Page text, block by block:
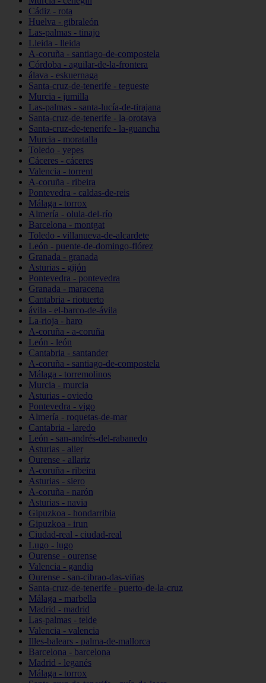
Cádiz - rota
Huelva - gibraleón
Las-palmas - tinajo
Lleida - lleida
A-coruña - santiago-de-compostela
Córdoba - aguilar-de-la-frontera
álava - eskuernaga
Santa-cruz-de-tenerife - tegueste
Murcia - jumilla
Las-palmas - santa-lucía-de-tirajana
Santa-cruz-de-tenerife - la-orotava
Santa-cruz-de-tenerife - la-guancha
Murcia - moratalla
Toledo - yepes
Cáceres - cáceres
Valencia - torrent
A-coruña - ribeira
Pontevedra - caldas-de-reis
Málaga - torrox
Almería - olula-del-río
Barcelona - montgat
Toledo - villanueva-de-alcardete
León - puente-de-domingo-flórez
Granada - granada
Asturias - gijón
Pontevedra - pontevedra
Granada - maracena
Cantabria - riotuerto
ávila - el-barco-de-ávila
La-rioja - haro
A-coruña - a-coruña
León - león
Cantabria - santander
A-coruña - santiago-de-compostela
Málaga - torremolinos
Murcia - murcia
Asturias - oviedo
Pontevedra - vigo
Almería - roquetas-de-mar
Cantabria - laredo
León - san-andrés-del-rabanedo
Asturias - aller
Ourense - allariz
A-coruña - ribeira
Asturias - siero
A-coruña - narón
Asturias - navia
Gipuzkoa - hondarribia
Gipuzkoa - irun
Ciudad-real - ciudad-real
Lugo - lugo
Ourense - ourense
Valencia - gandia
Ourense - san-cibrao-das-viñas
Santa-cruz-de-tenerife - puerto-de-la-cruz
Málaga - marbella
Madrid - madrid
Las-palmas - telde
Valencia - valencia
Illes-balears - palma-de-mallorca
Barcelona - barcelona
Madrid - leganés
Málaga - torrox